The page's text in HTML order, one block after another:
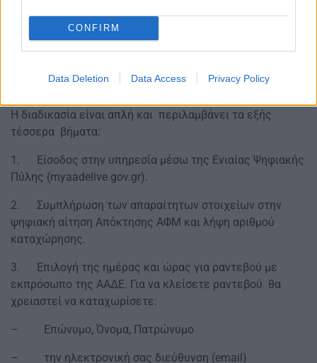
CONFIRM
Data Deletion Data Access Privacy Policy
Φορολογικού Μητρώου και κωδικούς πρόσβασης
στο Taxisnet.
Ο ΑΦΜ εκδίδεται ψηφιακά μέσω τηλεδιάσκεψης σε λίγα
λεπτά. Η διαδικασία περιλαμβάνει τα ακόλουθα βήματα:
Η διαδικασία είναι απλή και περιλαμβάνει τα εξής
τέσσερα βήματα:
1. Είσοδος στην υπηρεσία μέσω της Ενιαίας Ψηφιακής
Πύλης (myaadelive.gov.gr).
2. Συμπλήρωση των απαραίτητων στοιχείων στην
ψηφιακή αίτηση Απόκτησης ΑΦΜ και λήψη αριθμού
καταχώρησης.
3. Επιλογή της ημέρας και ώρας για ραντεβού με
εκπρόσωπο της ΑΑΔΕ. Για να κλείσετε ραντεβού θα
χρειαστεί να καταχωρίσετε:
– Επώνυμο, Όνομα, Πατρώνυμο
– την ηλεκτρονική σας διεύθυνση (email)